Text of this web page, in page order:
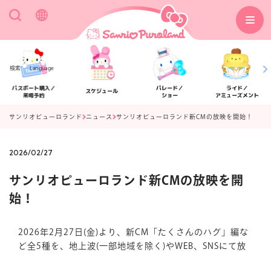
検索 Language
パスポート購入／
来場予約
スケジュール
パレード／
ショー
ライド／
アミューズメント
サンリオピューロランド ニュース サンリオピューロランド新CMの放映を開始！
2026/02/27
サンリオピューロランド新CMの放映を開
始！
2026年2月27日(金)より、新CM「たくさんのハグ」編な
ど全5種を、地上波(一部地域を除く)やWEB、SNSにて放